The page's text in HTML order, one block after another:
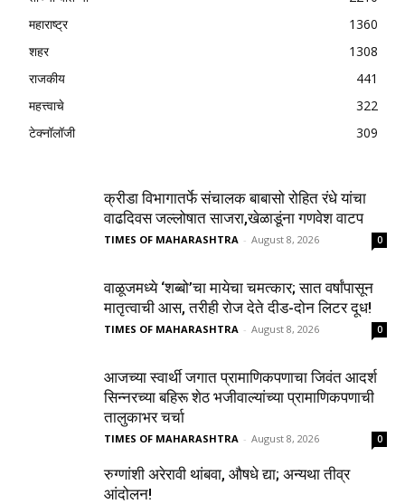
महाराष्ट्र
1360
शहर
1308
राजकीय
441
महत्त्वाचे
322
टेक्नॉलॉजी
309
क्रीडा विभागातर्फे संचालक बाबासो रोहित रंधे यांचा
वाढदिवस जल्लोषात साजरा,खेळाडूंना गणवेश वाटप
TIMES OF MAHARASHTRA - August 8, 2026 0
वाळूजमध्ये ‘शब्बो’चा मायेचा चमत्कार; सात वर्षांपासून
मातृत्वाची आस, तरीही रोज देते दीड-दोन लिटर दूध!
TIMES OF MAHARASHTRA - August 8, 2026 0
आजच्या स्वार्थी जगात प्रामाणिकपणाचा जिवंत आदर्श
सिन्नरच्या बहिरू शेठ भजीवाल्यांच्या प्रामाणिकपणाची
तालुकाभर चर्चा
TIMES OF MAHARASHTRA - August 8, 2026 0
रुग्णांशी अरेरावी थांबवा, औषधे द्या; अन्यथा तीव्र
आंदोलन!